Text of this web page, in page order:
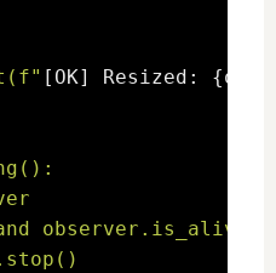
[OK] Resized: